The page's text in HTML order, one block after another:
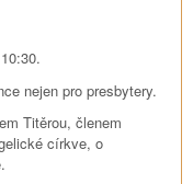
nejen pro presbytery.
Titěrou, členem
církve, o